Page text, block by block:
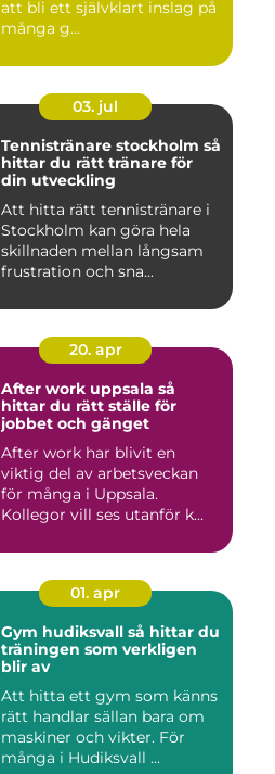
att bli ett självklart inslag på
många g...
03. jul
Tennistränare stockholm så
hittar du rätt tränare för
din utveckling
Att hitta rätt tennistränare i
Stockholm kan göra hela
skillnaden mellan långsam
frustration och sna...
20. apr
After work uppsala så
hittar du rätt ställe för
jobbet och gänget
After work har blivit en
viktig del av arbetsveckan
för många i Uppsala.
Kollegor vill ses utanför k...
01. apr
Gym hudiksvall så hittar du
träningen som verkligen
blir av
Att hitta ett gym som känns
rätt handlar sällan bara om
maskiner och vikter. För
många i Hudiksvall ...